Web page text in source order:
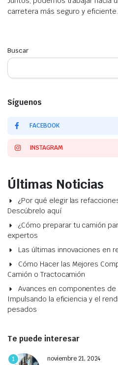
carretera más seguro y eficiente.
Buscar
Síguenos
FACEBOOK
INSTAGRAM
Últimas Noticias
¿Por qué elegir las
Descúbrelo aquí
¿Cómo preparar tu camión
expertos
Las últimas innovaciones en
Cómo Hacer las Mejores
Camión o Tractocamión
Avances en componentes
Impulsando la eficiencia y el
pesados
Te puede interesar
1 noviembre 21, 2024